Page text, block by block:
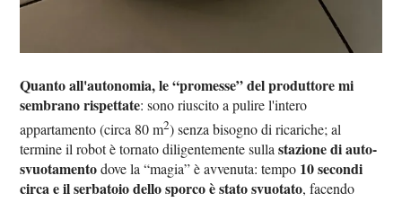
Quanto all'autonomia, le “promesse” del produttore mi
sembrano rispettate: sono riuscito a pulire l'intero
appartamento (circa 80 m2) senza bisogno di ricariche; al
termine il robot è tornato diligentemente sullastazione di auto-
svuotamentodove la “magia” è avvenuta: tempo 10 secondi
circa e il serbatoio dello sporco è stato svuotato, facendo